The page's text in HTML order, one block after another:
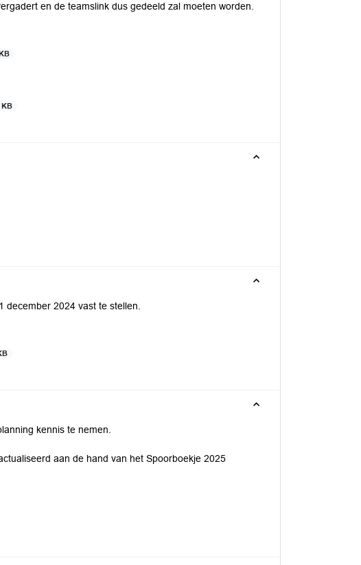
en de teamslink dus gedeeld zal moeten worden.
KB
december 2024 vast te stellen.
kennis te nemen.
aan de hand van het Spoorboekje 2025